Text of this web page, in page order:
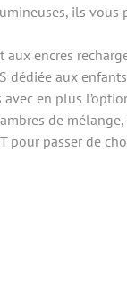
ils
aux encres
dédiée aux enfants
en plus
de
pour passer de